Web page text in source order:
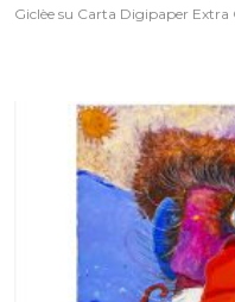
Giclèe su Carta Digipaper